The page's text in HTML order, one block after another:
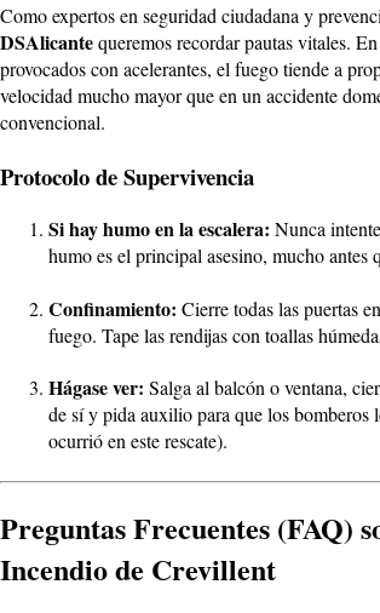
Como expertos en seguridad ciudadana y
DSAlicantequeremos recordar pautas vitales.
provocados con acelerantes, el fuego tiende a
velocidad mucho mayor que en un accidente
convencional.
Protocolo de Supervivencia
Si hay humo en la escalera: Nunca
humo es el principal asesino, mucho antes
Confinamiento: Cierre todas las puertas
fuego. Tape las rendijas con toallas
Hágase ver: Salga al balcón o ventana,
de sí y pida auxilio para que los bomberos
ocurrió en este rescate).
Preguntas Frecuentes (FAQ)
Incendio de Crevillent